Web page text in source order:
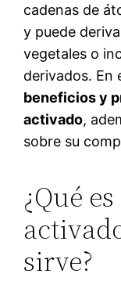
cadenas de
y puede
vegetales o
derivados. En
beneficios y
activado,
sobre su
¿Qué
sirve?